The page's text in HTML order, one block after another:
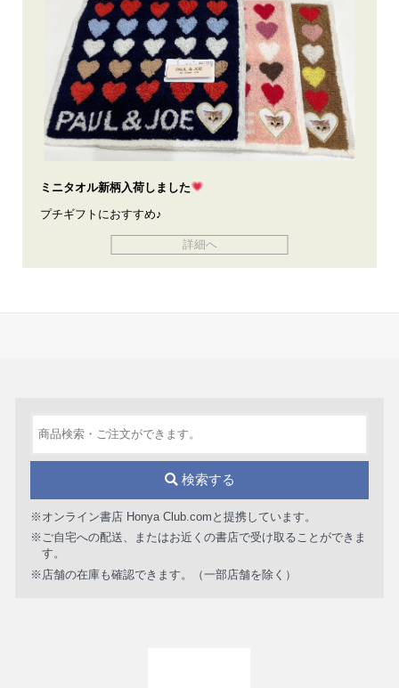
ミニタオル新柄入荷しました
プチギフトにおすすめ♪
詳細へ
検索する
※オンライン書店 Honya Club.comと提携しています。
※ご自宅への配送、またはお近くの書店で受け取ることができま
す。
※店舗の在庫も確認できます。（一部店舗を除く）